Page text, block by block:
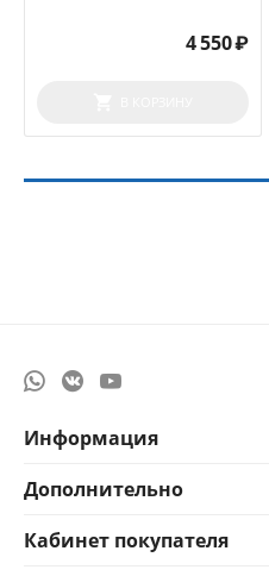
4 550₽
Информация
Дополнительно
Кабинет покупателя